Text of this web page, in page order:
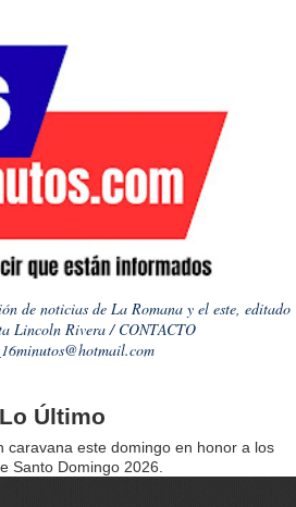
de noticias de La Romana y el este, editado
Lincoln Rivera / CONTACTO
Lo Último
caravana este domingo en honor a los
Santo Domingo 2026.